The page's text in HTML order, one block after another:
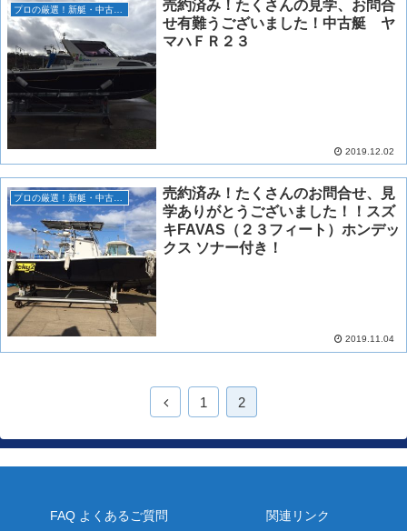
プロの厳選！新艇・中古艇情報！
売約済み！たくさんの見学、お問合
せ有難うございました！中古艇 ヤ
マハＦＲ２３
2019.12.02
プロの厳選！新艇・中古艇情報！
売約済み！たくさんのお問合せ、見
学ありがとうございました！！スズ
キFAVAS（２３フィート）ホンデッ
クス ソナー付き！
2019.11.04
1 2
FAQ よくあるご質問 関連リンク